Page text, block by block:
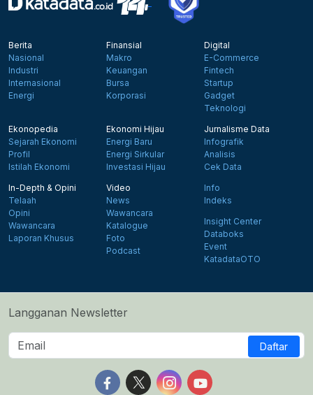
Berita
Nasional
Industri
Internasional
Energi
Finansial
Makro
Keuangan
Bursa
Korporasi
Digital
E-Commerce
Fintech
Startup
Gadget
Teknologi
Ekonopedia
Sejarah Ekonomi
Profil
Istilah Ekonomi
Ekonomi Hijau
Energi Baru
Energi Sirkular
Investasi Hijau
Jurnalisme Data
Infografik
Analisis
Cek Data
In-Depth & Opini
Telaah
Opini
Wawancara
Laporan Khusus
Video
News
Wawancara
Katalogue
Foto
Podcast
Info
Indeks
Insight Center
Databoks
Event
KatadataOTO
Langganan Newsletter
Daftar
Follow us on Facebook
Follow us on X
Follow us on Instagram
Follow us on